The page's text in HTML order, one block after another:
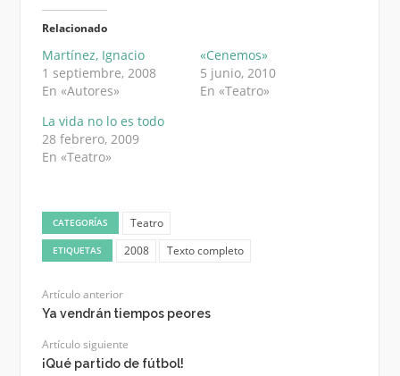
Relacionado
Martínez, Ignacio
1 septiembre, 2008
En «Autores»
«Cenemos»
5 junio, 2010
En «Teatro»
La vida no lo es todo
28 febrero, 2009
En «Teatro»
CATEGORÍAS Teatro
ETIQUETAS 2008 Texto completo
Artículo anterior
Ya vendrán tiempos peores
Artículo siguiente
¡Qué partido de fútbol!